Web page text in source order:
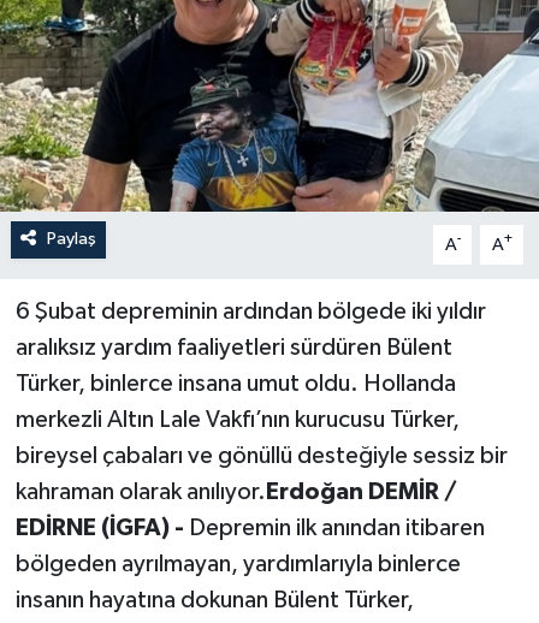
Paylaş A- A+
6 Şubat depreminin ardından bölgede iki yıldır
aralıksız yardım faaliyetleri sürdüren Bülent
Türker, binlerce insana umut oldu. Hollanda
merkezli Altın Lale Vakfı’nın kurucusu Türker,
bireysel çabaları ve gönüllü desteğiyle sessiz bir
kahraman olarak anılıyor. Erdoğan DEMİR /
EDİRNE (İGFA) - Depremin ilk anından itibaren
bölgeden ayrılmayan, yardımlarıyla binlerce
insanın hayatına dokunan Bülent Türker,